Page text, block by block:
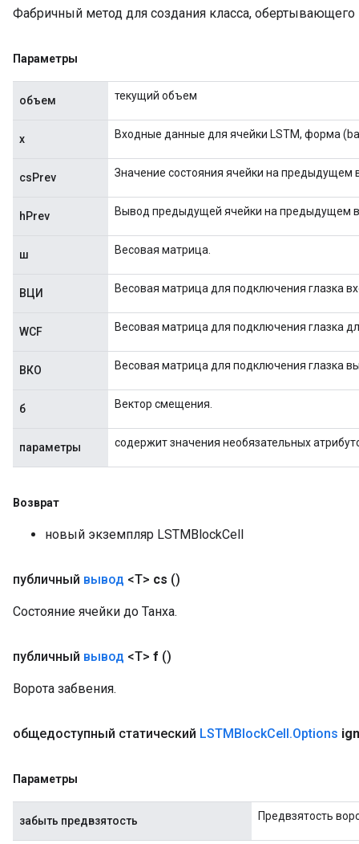
Фабричный метод для создания класса,
Параметры
объем текущий объем
х Входные данные для ячейки LSTM, форма
csPrev Значение состояния ячейки на предыдущем
hPrev Вывод предыдущей ячейки на предыдущем
ш Весовая матрица.
ВЦИ Весовая матрица для подключения глазка
WCF Весовая матрица для подключения глазка
ВКО Весовая матрица для подключения глазка
б Вектор смещения.
параметры содержит значения необязательных
Возврат
новый экземпляр LSTMBlockCell
публичный вывод <T> cs ()
Состояние ячейки до Танха.
публичный вывод <T> f ()
Ворота забвения.
общедоступный статический LSTMBlockCell.Options
Параметры
забыть предвзятость Предвзятость